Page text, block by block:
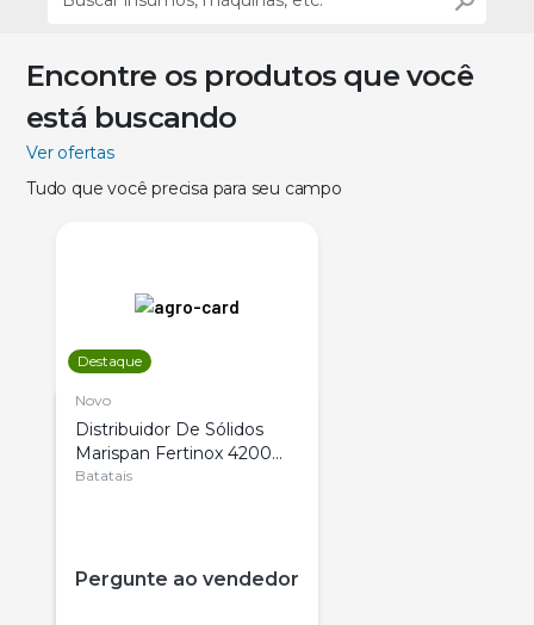
Encontre os produtos que você
está buscando
Ver ofertas
Tudo que você precisa para seu campo
Destaque
Novo
Distribuidor De Sólidos
Marispan Fertinox 4200
Citrus
Batatais
Pergunte ao vendedor